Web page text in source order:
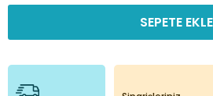
SEPETE EKLE